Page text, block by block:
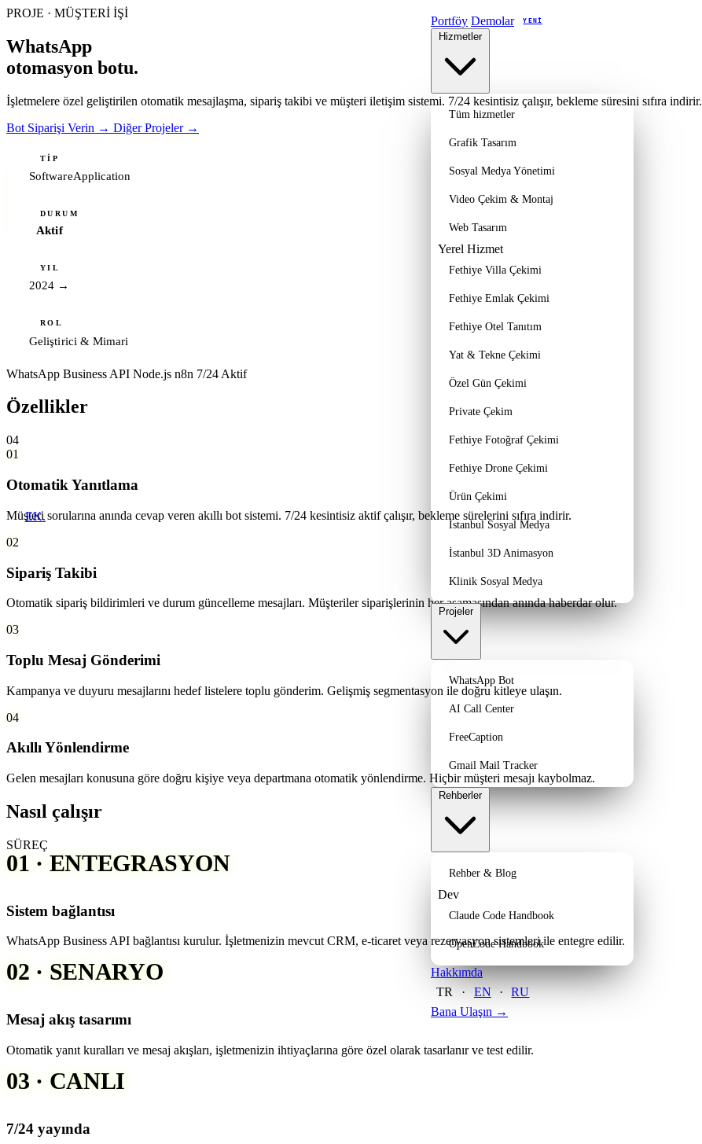
EK.
Portföy Demolar YENI
Hizmetler
Tüm hizmetler
Grafik Tasarım
Sosyal Medya Yönetimi
Video Çekim & Montaj
Web Tasarım
Yerel Hizmet
Fethiye Villa Çekimi
Fethiye Emlak Çekimi
Fethiye Otel Tanıtım
Yat & Tekne Çekimi
Özel Gün Çekimi
Private Çekim
Fethiye Fotoğraf Çekimi
Fethiye Drone Çekimi
Ürün Çekimi
İstanbul Sosyal Medya
İstanbul 3D Animasyon
Klinik Sosyal Medya
Projeler
WhatsApp Bot
AI Call Center
FreeCaption
Gmail Mail Tracker
Rehberler
Rehber & Blog
Dev
Claude Code Handbook
OpenCode Handbook
Hakkımda
TR
· EN ·
RU
Bana Ulaşın →
PROJE · MÜŞTERİ İŞİ
WhatsApp
otomasyon botu.
İşletmelere özel geliştirilen otomatik mesajlaşma, sipariş takibi ve müşteri iletişim sistemi. 7/24 kesintisiz çalışır, bekleme süresini sıfıra indirir.
Bot Siparişi Verin → Diğer Projeler →
TIP
SoftwareApplication
DURUM
Aktif
YIL
2024 →
ROL
Geliştirici & Mimari
WhatsApp Business API Node.js n8n 7/24 Aktif
Özellikler
04
01
Otomatik Yanıtlama
Müşteri sorularına anında cevap veren akıllı bot sistemi. 7/24 kesintisiz aktif çalışır, bekleme sürelerini sıfıra indirir.
02
Sipariş Takibi
Otomatik sipariş bildirimleri ve durum güncelleme mesajları. Müşteriler siparişlerinin her aşamasından anında haberdar olur.
03
Toplu Mesaj Gönderimi
Kampanya ve duyuru mesajlarını hedef listelere toplu gönderim. Gelişmiş segmentasyon ile doğru kitleye ulaşın.
04
Akıllı Yönlendirme
Gelen mesajları konusuna göre doğru kişiye veya departmana otomatik yönlendirme. Hiçbir müşteri mesajı kaybolmaz.
Nasıl çalışır
SÜREÇ
01 · ENTEGRASYON
Sistem bağlantısı
WhatsApp Business API bağlantısı kurulur. İşletmenizin mevcut CRM, e-ticaret veya rezervasyon sistemleri ile entegre edilir.
02 · SENARYO
Mesaj akış tasarımı
Otomatik yanıt kuralları ve mesaj akışları, işletmenizin ihtiyaçlarına göre özel olarak tasarlanır ve test edilir.
03 · CANLI
7/24 yayında